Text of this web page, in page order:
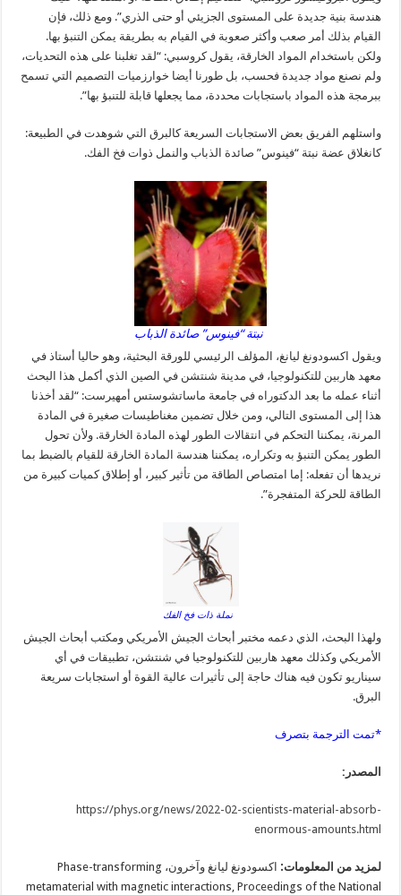
هندسة بنية جديدة على المستوى الجزيئي أو حتى الذري”. ومع ذلك، فإن
القيام بذلك أمر صعب وأكثر صعوبة في القيام به بطريقة يمكن التنبؤ بها.
ولكن باستخدام المواد الخارقة، يقول كروسبي: “لقد تغلبنا على هذه التحديات،
ولم نصنع مواد جديدة فحسب، بل طورنا أيضا خوارزميات التصميم التي تسمح
ببرمجة هذه المواد باستجابات محددة، مما يجعلها قابلة للتنبؤ بها”.
واستلهم الفريق بعض الاستجابات السريعة كالبرق التي شوهدت في الطبيعة:
كانغلاق عضة نبتة “فينوس” صائدة الذباب والنمل ذوات فخ الفك.
نبتة “فينوس” صائدة الذباب
ويقول اكسودونغ ليانغ، المؤلف الرئيسي للورقة البحثية، وهو حاليا أستاذ في
معهد هاربين للتكنولوجيا، في مدينة شنتشن في الصين الذي أكمل هذا البحث
أثناء عمله ما بعد الدكتوراه في جامعة ماساتشوستس أمهيرست: “لقد أخذنا
هذا إلى المستوى التالي، ومن خلال تضمين مغناطيسات صغيرة في المادة
المرنة، يمكننا التحكم في انتقالات الطور لهذه المادة الخارقة. ولأن تحول
الطور يمكن التنبؤ به وتكراره، يمكننا هندسة المادة الخارقة للقيام بالضبط بما
نريدها أن تفعله: إما امتصاص الطاقة من تأثير كبير، أو إطلاق كميات كبيرة من
الطاقة للحركة المتفجرة”.
نملة ذات فخ الفك
ولهذا البحث، الذي دعمه مختبر أبحاث الجيش الأمريكي ومكتب أبحاث الجيش
الأمريكي وكذلك معهد هاربين للتكنولوجيا في شنتشن، تطبيقات في أي
سيناريو تكون فيه هناك حاجة إلى تأثيرات عالية القوة أو استجابات سريعة
البرق.
*تمت الترجمة بتصرف
المصدر:
https://phys.org/news/2022-02-scientists-material-absorb-
enormous-amounts.html
لمزيد من المعلومات:
اكسودونغ ليانغ وآخرون، Phase-transforming
metamaterial with magnetic interactions, Proceedings of the National